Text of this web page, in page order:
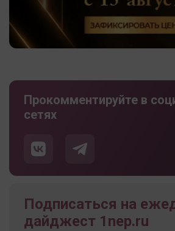
Прокомментируйте в
сетях
Подписаться на
дайджест 1nep.ru